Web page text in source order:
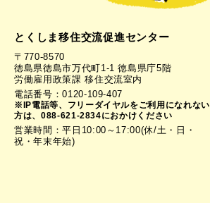
とくしま移住交流促進センター
〒770-8570
徳島県徳島市万代町1-1 徳島県庁5階
労働雇用政策課 移住交流室内
電話番号：0120-109-407
※IP電話等、フリーダイヤルをご利用になれない
方は、088-621-2834におかけください
営業時間：平日10:00～17:00(休/土・日・
祝・年末年始)